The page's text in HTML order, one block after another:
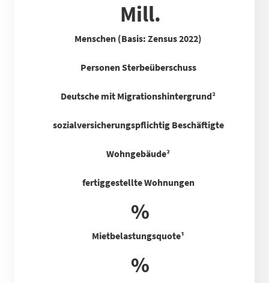
Mill.
Menschen (Basis: Zensus 2022)
Personen Sterbeüberschuss
Deutsche mit Migrationshintergrund²
sozialversicherungspflichtig Beschäftigte
Wohngebäude²
fertiggestellte Wohnungen
%
Mietbelastungsquote¹
%